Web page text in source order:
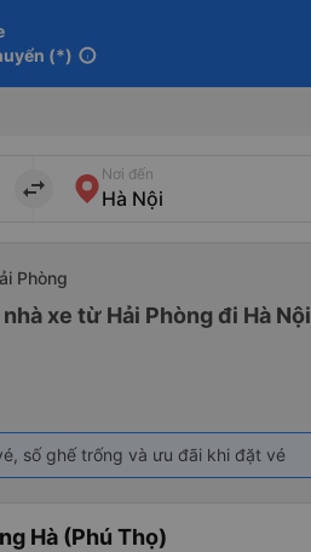
(*) info
import_export
Nơi đến
Phòng
xe từ Hải Phòng đi Hà Nội
số ghế trống và ưu đãi khi đặt vé
Hà (Phú Thọ)